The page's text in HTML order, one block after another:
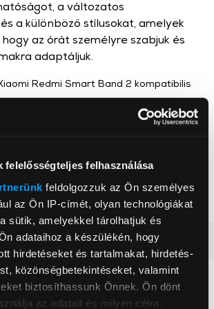
felelősségteljes felhasználása
feldolgozzuk az Ön személyes
az Ön IP-címét, olyan technológiákat
sütik, amelyekkel tárolhatjuk és
adataihoz a készülékén, hogy
hirdetéseket és tartalmakat, hirdetés-
közönségbetekintéseket, valamint
biztosíthassunk Önnek. Ön dönt
az adatait és milyen célra.
Zöld
a változatos
a különböző stílusokat, amelyek
az órát személyre szabjuk és
adaptáljuk.
Redmi Smart Band 2 kompatibilis
Neked ajánljuk